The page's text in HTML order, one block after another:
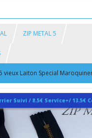
ZIP METAL 5
vieux Laiton Special
20